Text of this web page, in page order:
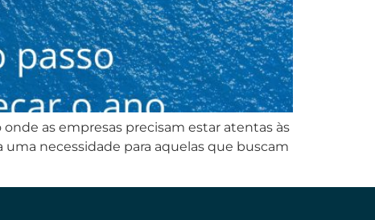
as empresas precisam estar atentas às
necessidade para aquelas que buscam